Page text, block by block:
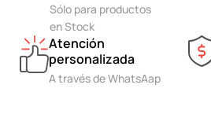
Sólo para productos
en Stock
Atención
personalizada
A través de WhatsAap